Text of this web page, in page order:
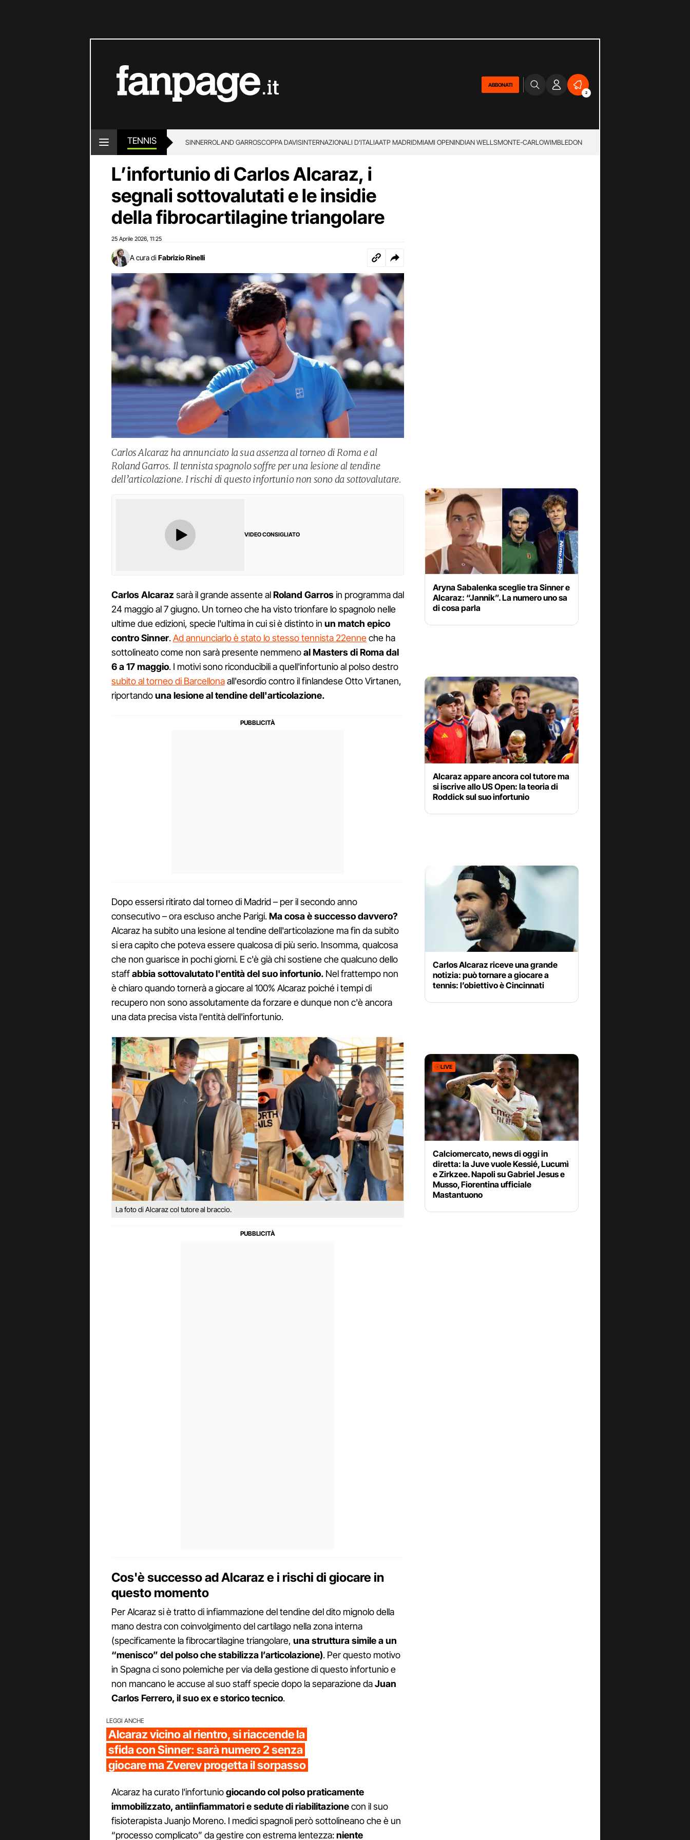
ABBONATI
2
TENNIS SINNERROLAND GARROSCOPPA DAVISINTERNAZIONALI D’ITALIAATP MADRIDMIAMI OPENINDIAN WELLSMONTE-CARLOWIMBLEDON
L’infortunio di Carlos Alcaraz, i
segnali sottovalutati e le insidie
della fibrocartilagine triangolare
25 Aprile 2026 11:25
A cura di Fabrizio Rinelli
Carlos Alcaraz ha annunciato la sua assenza al torneo di Roma e al
Roland Garros. Il tennista spagnolo soffre per una lesione al tendine
dell’articolazione. I rischi di questo infortunio non sono da sottovalutare.
VIDEO CONSIGLIATO
Carlos Alcaraz sarà il grande assente alRoland Garrosin programma dal
24 maggio al 7 giugno. Un torneo che ha visto trionfare lo spagnolo nelle
ultime due edizioni, specie l'ultima in cui si è distinto in un match epico
contro Sinner.Ad annunciarlo è stato lo stesso tennista 22enneche ha
sottolineato come non sarà presente nemmenoal Masters di Roma dal
6 a 17 maggio. I motivi sono riconducibili a quell'infortunio al polso destro
subito al torneo di Barcellonaall'esordio contro il finlandese Otto Virtanen,
riportandouna lesione al tendine dell'articolazione.
Dopo essersi ritirato dal torneo di Madrid – per il secondo anno
consecutivo – ora escluso anche Parigi.Ma cosa è successo davvero?
Alcaraz ha subito una lesione al tendine dell'articolazione ma fin da subito
si era capito che poteva essere qualcosa di più serio. Insomma, qualcosa
che non guarisce in pochi giorni. E c'è già chi sostiene che qualcuno dello
staffabbia sottovalutato l'entità del suo infortunio. Nel frattempo non
è chiaro quando tornerà a giocare al 100% Alcaraz poiché i tempi di
recupero non sono assolutamente da forzare e dunque non c'è ancora
una data precisa vista l'entità dell'infortunio.
La foto di Alcaraz col tutore al braccio.
Cos'è successo ad Alcaraz e i rischi di giocare in
questo momento
Per Alcaraz si è tratto di infiammazione del tendine del dito mignolo della
mano destra con coinvolgimento del cartílago nella zona interna
(specificamente la fibrocartilagine triangolare, una struttura simile a un
“menisco” del polso che stabilizza l’articolazione). Per questo motivo
in Spagna ci sono polemiche per via della gestione di questo infortunio e
non mancano le accuse al suo staff specie dopo la separazione daJuan
Carlos Ferrero, il suo ex e storico tecnico.
LEGGI ANCHE
Alcaraz vicino al rientro, si riaccende la
sfida con Sinner: sarà numero 2 senza
giocare ma Zverev progetta il sorpasso
Alcaraz ha curato l'infortuniogiocando col polso praticamente
immobilizzato, antiinfiammatori e sedute di riabilitazionecon il suo
fisioterapista Juanjo Moreno. I medici spagnoli però sottolineano che è un
“processo complicato” da gestire con estrema lentezza:niente
Aryna Sabalenka sceglie tra Sinner e
Alcaraz: “Jannik”. La numero uno sa
di cosa parla
Alcaraz appare ancora col tutore ma
si iscrive allo US Open: la teoria di
Roddick sul suo infortunio
Carlos Alcaraz riceve una grande
notizia: può tornare a giocare a
tennis: l’obiettivo è Cincinnati
LIVE
Calciomercato, news di oggi in
diretta: la Juve vuole Kessié, Lucumì
e Zirkzee. Napoli su Gabriel Jesus e
Musso, Fiorentina ufficiale
Mastantuono